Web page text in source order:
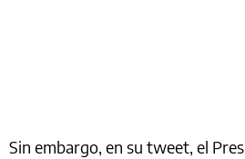
Sin embargo, en su tweet, el